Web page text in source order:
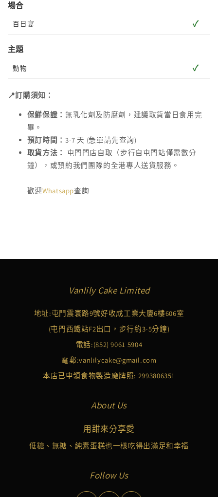
場合
百日宴 ✓
主題
動物 ✓
📍訂購須知：
保鮮保證： 無乳化劑及防腐劑，建議取貨當日食用完
畢。
預訂時間： 3-7 天 (急單請先查詢)
取貨方法：
屯門門店自取（步行自屯門站僅需數分
鐘），或預約我們團隊的全港專人送貨服務。
歡迎Whatsapp查詢
Vanlily Cake Limited
地址:屯門震寰路9號好收成工業大廈6樓606室
(屯門西鐵站F2出口，步行約3-5分鐘)
電話:(852) 9061 5904
電郵:vanlilycake@gmail.com
本店已申領食物製造廠牌照: 2993806351
About Us
用甜來分享愛
低糖、無糖、純素蛋糕也一樣吃得出滿足和幸福
Follow Us